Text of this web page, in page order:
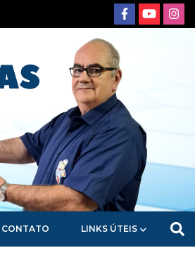
CONTATO LINKS ÚTEIS